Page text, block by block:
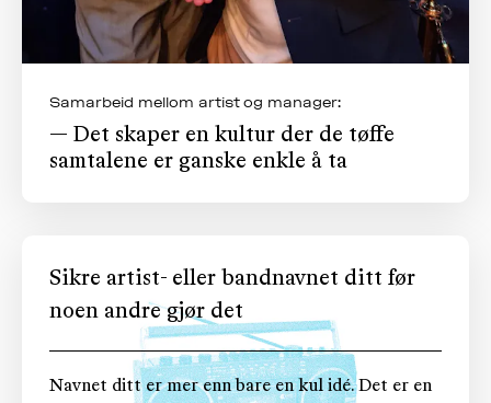
Samarbeid mellom artist og manager:
— Det skaper en kultur der de tøffe
samtalene er ganske enkle å ta
Sikre artist- eller bandnavnet ditt før
noen andre gjør det
Navnet ditt er mer enn bare en kul idé. Det er en